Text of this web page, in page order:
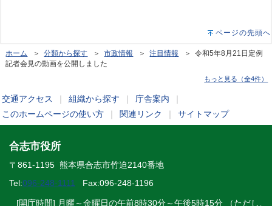
ページの先頭へ
ホーム ＞分類から探す ＞市政情報 ＞注目情報
＞ 令和5年8月21日定例
記者会見の動画を公開しました
もっと見る（全4件）
交通アクセス 組織から探す 庁舎案内
このホームページの使い方
関連リンク サイトマップ
合志市役所
〒861-1195 熊本県合志市竹迫2140番地
Tel:096-248-1111 Fax:096-248-1196
[開庁時間] 月曜～金曜日の午前8時30分～午後5時15分 （ただし、